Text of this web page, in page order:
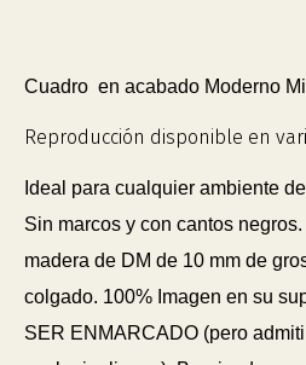
Cuadro en acabado Moderno
Reproducción disponible en
Ideal para cualquier ambiente
Sin marcos y con cantos
madera de DM de 10 mm de
colgado. 100% Imagen en su
SER ENMARCADO (pero